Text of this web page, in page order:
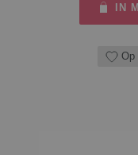
IN
Op